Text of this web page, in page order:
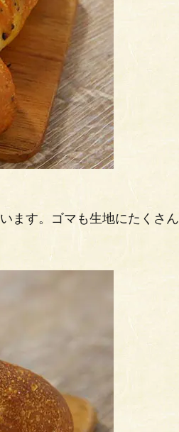
ます。ゴマも生地にたくさん